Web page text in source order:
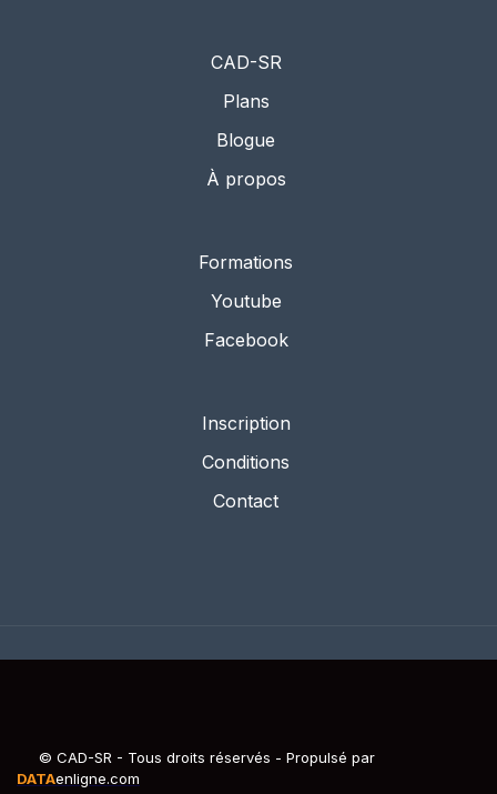
CAD-SR
Plans
Blogue
À propos
Formations
Youtube
Facebook
Inscription
Conditions
Contact
© CAD-SR - Tous droits réservés - Propulsé par
DATAenligne.com